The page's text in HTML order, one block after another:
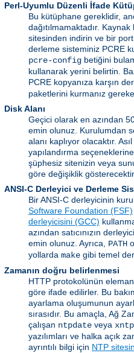
Perl-Uyumlu Düzenli İfade
Bu kütüphane gereklidir,
dağıtılmamaktadır. Kaynak
sitesinden indirin ve bir
derleme sisteminiz PCRE
pcre-config betiğini
kullanarak yerini belirtin.
PCRE kopyanıza karşın
paketlerini kurmanız
Disk Alanı
Geçici olarak en azından
emin olunuz. Kurulumdan
alanı kaplıyor olacaktır.
yapılandırma
şüphesiz sitenizin veya
göre değişiklik
ANSI-C Derleyici ve Derleme
Bir ANSI-C derleyicinin
Software Foundation (FSF)
derleyicisini (GCC)
azından satıcınızın
emin olunuz. Ayrıca, PATH
yollarda make gibi temel
Zamanın doğru belirlenmesi
HTTP protokolünün
göre ifade edilirler. Bu
ayarlama oluşumunun
sırasıdır. Bu amaçla, Ağ
çalışan ntpdate veya
yazılımları ve halka açık
ayrıntılı bilgi için NTP